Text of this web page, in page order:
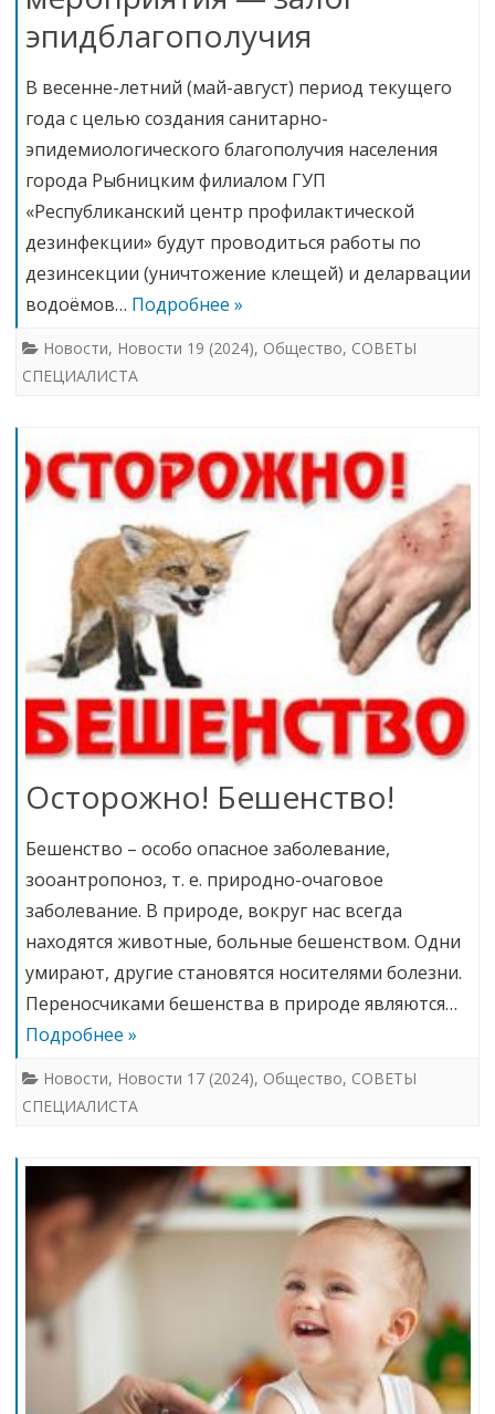
эпидблагополучия
В весенне-летний (май-август) период текущего
года с целью создания санитарно-
эпидемиологического благополучия населения
города Рыбницким филиалом ГУП
«Республиканский центр профилактической
дезинфекции» будут проводиться работы по
дезинсекции (уничтожение клещей) и деларвации
водоёмов… Подробнее »
Новости, Новости 19 (2024), Общество, СОВЕТЫ
СПЕЦИАЛИСТА
Осторожно! Бешенство!
Бешенство – особо опасное заболевание,
зооантропоноз, т. е. природно-очаговое
заболевание. В природе, вокруг нас всегда
находятся животные, больные бешенством. Одни
умирают, другие становятся носителями болезни.
Переносчиками бешенства в природе являются…
Подробнее »
Новости, Новости 17 (2024), Общество, СОВЕТЫ
СПЕЦИАЛИСТА